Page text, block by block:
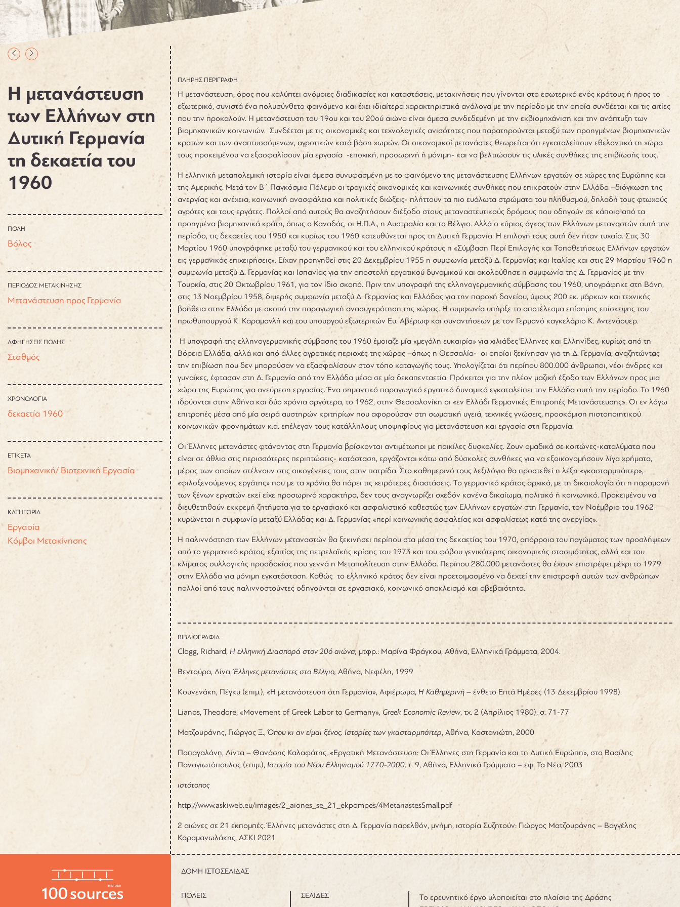
Η μετανάστευση
των Ελλήνων στη
Δυτική Γερμανία
τη δεκαετία του
1960
ΠΟΛΗ
Βόλος
ΠΕΡΙΟΔΟΣ ΜΕΤΑΚΙΝΗΣΗΣ
Μετανάστευση προς Γερμανία
ΑΦΗΓΗΣΕΙΣ ΠΟΛΗΣ
Σταθμός
ΧΡΟΝΟΛΟΓΙΑ
δεκαετία 1960
ΕΤΙΚΕΤΑ
Βιομηχανική/ Βιοτεχνική Εργασία
ΚΑΤΗΓΟΡΙΑ
Εργασία
Κόμβοι Μετακίνησης
ΠΛΗΡΗΣ ΠΕΡΙΓΡΑΦΗ
Η μετανάστευση, όρος που καλύπτει ανόμοιες διαδικασίες και καταστάσεις, μετακινήσεις που γίνονται στο εσωτερικό ενός κράτους ή προς το
εξωτερικό, συνιστά ένα πολυσύνθετο φαινόμενο και έχει ιδιαίτερα χαρακτηριστικά ανάλογα με την περίοδο με την οποία συνδέεται και τις αιτίες
που την προκαλούν. Η μετανάστευση του 19ου και του 20ού αιώνα είναι άμεσα συνδεδεμένη με την εκβιομηχάνιση και την ανάπτυξη των
βιομηχανικών κοινωνιών. Συνδέεται με τις οικονομικές και τεχνολογικές ανισότητες που παρατηρούνται μεταξύ των προηγμένων βιομηχανικών
κρατών και των αναπτυσσόμενων, αγροτικών κατά βάση χωρών. Οι οικονομικοί μετανάστες θεωρείται ότι εγκαταλείπουν εθελοντικά τη χώρα
τους προκειμένου να εξασφαλίσουν μία εργασία -εποχική, προσωρινή ή μόνιμη- και να βελτιώσουν τις υλικές συνθήκες της επιβίωσής τους.
Η ελληνική μεταπολεμική ιστορία είναι άμεσα συνυφασμένη με το φαινόμενο της μετανάστευσης Ελλήνων εργατών σε χώρες της Ευρώπης και
της Αμερικής. Μετά τον Β΄ Παγκόσμιο Πόλεμο οι τραγικές οικονομικές και κοινωνικές συνθήκες που επικρατούν στην Ελλάδα –διόγκωση της
ανεργίας και ανέχεια, κοινωνική ανασφάλεια και πολιτικές διώξεις- πλήττουν τα πιο ευάλωτα στρώματα του πληθυσμού, δηλαδή τους φτωχούς
αγρότες και τους εργάτες. Πολλοί από αυτούς θα αναζητήσουν διέξοδο στους μεταναστευτικούς δρόμους που οδηγούν σε κάποιο από τα
προηγμένα βιομηχανικά κράτη, όπως ο Καναδάς, οι Η.Π.Α., η Αυστραλία και το Βέλγιο. Αλλά ο κύριος όγκος των Ελλήνων μεταναστών αυτή την
περίοδο, τις δεκαετίες του 1950 και κυρίως του 1960 κατευθύνεται προς τη Δυτική Γερμανία. Η επιλογή τους αυτή δεν ήταν τυχαία. Στις 30
Μαρτίου 1960 υπογράφηκε μεταξύ του γερμανικού και του ελληνικού κράτους η «Σύμβαση Περί Επιλογής και Τοποθετήσεως Ελλήνων εργατών
εις γερμανικάς επιχειρήσεις». Είχαν προηγηθεί στις 20 Δεκεμβρίου 1955 η συμφωνία μεταξύ Δ. Γερμανίας και Ιταλίας και στις 29 Μαρτίου 1960 η
συμφωνία μεταξύ Δ. Γερμανίας και Ισπανίας για την αποστολή εργατικού δυναμικού και ακολούθησε η συμφωνία της Δ. Γερμανίας με την
Τουρκία, στις 20 Οκτωβρίου 1961, για τον ίδιο σκοπό. Πριν την υπογραφή της ελληνογερμανικής σύμβασης του 1960, υπογράφηκε στη Βόνη,
στις 13 Νοεμβρίου 1958, διμερής συμφωνία μεταξύ Δ. Γερμανίας και Ελλάδας για την παροχή δανείου, ύψους 200 εκ. μάρκων και τεχνικής
βοήθεια στην Ελλάδα με σκοπό την παραγωγική ανασυγκρότηση της χώρας. Η συμφωνία υπήρξε το αποτέλεσμα επίσημης επίσκεψης του
πρωθυπουργού Κ. Καραμανλή και του υπουργού εξωτερικών Ευ. Αβέρωφ και συναντήσεων με τον Γερμανό καγκελάριο Κ. Αντενάουερ.
Η υπογραφή της ελληνογερμανικής σύμβασης του 1960 έμοιαζε μία «μεγάλη ευκαιρία» για χιλιάδες Έλληνες και Ελληνίδες, κυρίως από τη
Βόρεια Ελλάδα, αλλά και από άλλες αγροτικές περιοχές της χώρας –όπως η Θεσσαλία- οι οποίοι ξεκίνησαν για τη Δ. Γερμανία, αναζητώντας
την επιβίωση που δεν μπορούσαν να εξασφαλίσουν στον τόπο καταγωγής τους. Υπολογίζεται ότι περίπου 800.000 άνθρωποι, νέοι άνδρες και
γυναίκες, έφτασαν στη Δ. Γερμανία από την Ελλάδα μέσα σε μία δεκαπενταετία. Πρόκειται για την πλέον μαζική έξοδο των Ελλήνων προς μια
χώρα της Ευρώπης για ανεύρεση εργασίας. Ένα σημαντικό παραγωγικό εργατικό δυναμικό εγκαταλείπει την Ελλάδα αυτή την περίοδο. Το 1960
ιδρύονται στην Αθήνα και δύο χρόνια αργότερα, το 1962, στην Θεσσαλονίκη οι «εν Ελλάδι Γερμανικές Επιτροπές Μετανάστευσης». Οι εν λόγω
επιτροπές μέσα από μία σειρά αυστηρών κριτηρίων που αφορούσαν στη σωματική υγειά, τεχνικές γνώσεις, προσκόμιση πιστοποιητικού
κοινωνικών φρονημάτων κ.α. επέλεγαν τους κατάλληλους υποψηφίους για μετανάστευση και εργασία στη Γερμανία.
Οι Έλληνες μετανάστες φτάνοντας στη Γερμανία βρίσκονται αντιμέτωποι με ποικίλες δυσκολίες. Ζουν ομαδικά σε κοιτώνες-καταλύματα που
είναι σε άθλια στις περισσότερες περιπτώσεις- κατάσταση, εργάζονται κάτω από δύσκολες συνθήκες για να εξοικονομήσουν λίγα χρήματα,
μέρος των οποίων στέλνουν στις οικογένειες τους στην πατρίδα. Στο καθημερινό τους λεξιλόγιο θα προστεθεί η λέξη «γκασταρμπάιτερ»,
«φιλοξενούμενος εργάτης» που με τα χρόνια θα πάρει τις χειρότερες διαστάσεις. Το γερμανικό κράτος αρχικά, με τη δικαιολογία ότι η παραμονή
των ξένων εργατών εκεί είχε προσωρινό χαρακτήρα, δεν τους αναγνωρίζει σχεδόν κανένα δικαίωμα, πολιτικό ή κοινωνικό. Προκειμένου να
διευθετηθούν εκκρεμή ζητήματα για το εργασιακό και ασφαλιστικό καθεστώς των Ελλήνων εργατών στη Γερμανία, τον Νοέμβριο του 1962
κυρώνεται η συμφωνία μεταξύ Ελλάδας και Δ. Γερμανίας «περί κοινωνικής ασφαλείας και ασφαλίσεως κατά της ανεργίας».
Η παλιννόστηση των Ελλήνων μεταναστών θα ξεκινήσει περίπου στα μέσα της δεκαετίας του 1970, απόρροια του παγώματος των προσλήψεων
από το γερμανικό κράτος, εξαιτίας της πετρελαϊκής κρίσης του 1973 και του φόβου γενικότερης οικονομικής στασιμότητας, αλλά και του
κλίματος συλλογικής προσδοκίας που γεννά η Μεταπολίτευση στην Ελλάδα. Περίπου 280.000 μετανάστες θα έχουν επιστρέψει μέχρι το 1979
στην Ελλάδα για μόνιμη εγκατάσταση. Καθώς το ελληνικό κράτος δεν είναι προετοιμασμένο να δεχτεί την επιστροφή αυτών των ανθρώπων
πολλοί από τους παλιννοστούντες οδηγούνται σε εργασιακό, κοινωνικό αποκλεισμό και αβεβαιότητα.
ΒΙΒΛΙΟΓΡΑΦΙΑ
Clogg, Richard, Η ελληνική Διασπορά στον 20ό αιώνα, μτφρ.: Μαρίνα Φράγκου, Αθήνα, Ελληνικά Γράμματα, 2004.
Βεντούρα, Λίνα,Έλληνες μετανάστες στο Βέλγιο, Αθήνα, Νεφέλη, 1999
Κουνενάκη, Πέγκυ (επιμ.), «Η μετανάστευση στη Γερμανία», Αφιέρωμα, Η Καθημερινή – ένθετο Επτά Ημέρες (13 Δεκεμβρίου 1998).
Lianos, Theodore, «Movement of Greek Labor to Germany», Greek Economic Review, τχ. 2 (Απρίλιος 1980), σ. 71-77
Ματζουράνης, Γιώργος Ξ.,Όπου κι αν είμαι ξένος. Ιστορίες των γκασταρμπάϊτερ, Αθήνα, Καστανιώτη, 2000
Παπαγαλάνη, Λίντα – Θανάσης Καλαφάτης, «Εργατική Μετανάστευση: Οι Έλληνες στη Γερμανία και τη Δυτική Ευρώπη», στο Βασίλης
Παναγιωτόπουλος (επιμ.), Ιστορία του Νέου Ελληνισμού 1770-2000, τ. 9, Αθήνα, Ελληνικά Γράμματα – εφ. Τα Νέα, 2003
ιστότοπος
http://www.askiweb.eu/images/2_aiones_se_21_ekpompes/4MetanastesSmall.pdf
2 αιώνες σε 21 εκπομπές. Έλληνες μετανάστες στη Δ. Γερμανία παρελθόν, μνήμη, ιστορία Συζητούν: Γιώργος Ματζουράνης – Βαγγέλης
Καραμανωλάκης, ΑΣΚΙ 2021
ΔΟΜΗ ΙΣΤΟΣΕΛΙΔΑΣ
ΠΟΛΕΙΣ ΣΕΛΙΔΕΣ
Το ερευνητικό έργο υλοποιείται στο πλαίσιο της Δράσης